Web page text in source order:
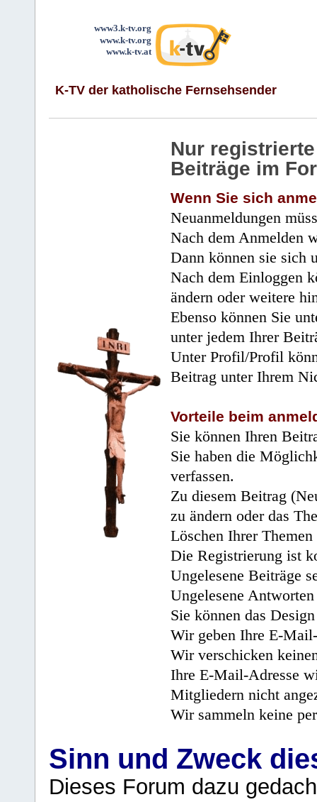
www3.k-tv.org
www.k-tv.org
www.k-tv.at
K-TV der katholische Fernsehsender
Nur
Beiträge im
Wenn Sie sich
Neuanmeldungen
Nach dem Anmelden
Dann können sie sich
Nach dem Einloggen
ändern oder weitere
Ebenso können Sie
unter jedem Ihrer
Unter Profil/Profil
Beitrag unter Ihrem
Vorteile beim
Sie können Ihren
Sie haben die
verfassen.
Zu diesem Beitrag
zu ändern oder das
Löschen Ihrer
Die Registrierung ist
Ungelesene Beiträge
Ungelesene
Sie können das
Wir geben Ihre E-
Wir verschicken
Ihre E-Mail-Adresse
Mitgliedern nicht
Wir sammeln keine
Sinn und Zweck
Dieses Forum dazu